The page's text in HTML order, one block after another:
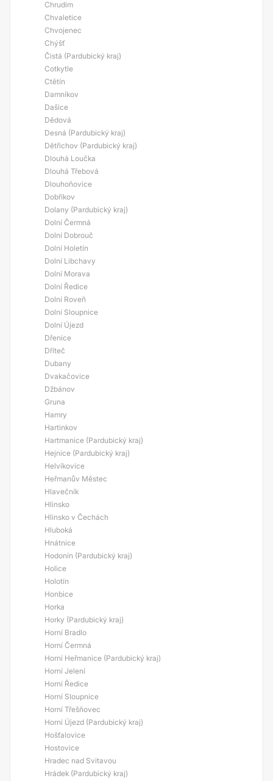
Chrudim
Chvaletice
Chvojenec
Chýšť
Čistá (Pardubický kraj)
Cotkytle
Ctětín
Damníkov
Dašice
Dědová
Desná (Pardubický kraj)
Dětřichov (Pardubický kraj)
Dlouhá Loučka
Dlouhá Třebová
Dlouhoňovice
Dobříkov
Dolany (Pardubický kraj)
Dolní Čermná
Dolní Dobrouč
Dolní Holetín
Dolní Libchavy
Dolní Morava
Dolní Ředice
Dolní Roveň
Dolní Sloupnice
Dolní Újezd
Dřenice
Dříteč
Dubany
Dvakačovice
Džbánov
Gruna
Hamry
Hartinkov
Hartmanice (Pardubický kraj)
Hejnice (Pardubický kraj)
Helvíkovice
Heřmanův Městec
Hlavečník
Hlinsko
Hlinsko v Čechách
Hluboká
Hnátnice
Hodonín (Pardubický kraj)
Holice
Holotín
Honbice
Horka
Horky (Pardubický kraj)
Horní Bradlo
Horní Čermná
Horní Heřmanice (Pardubický kraj)
Horní Jelení
Horní Ředice
Horní Sloupnice
Horní Třešňovec
Horní Újezd (Pardubický kraj)
Hošťalovice
Hostovice
Hradec nad Svitavou
Hrádek (Pardubický kraj)